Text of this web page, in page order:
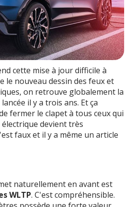
cette mise à jour difficile à
le nouveau dessin des feux et
on retrouve globalement la
il y a trois ans. Et ça
fermer le clapet à tous ceux qui
devient très
faux et il y a même un article
naturellement en avant est
WLTP. C'est compréhensible.